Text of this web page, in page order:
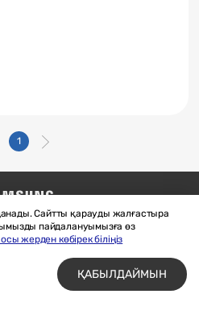
Сайтты қарауды жалғастыра
пайдалануымызға өз
жерден көбірек біліңіз
ҚАБЫЛДАЙМЫН
1
SAMSUNG.COM
шарттары